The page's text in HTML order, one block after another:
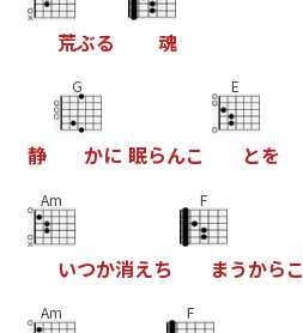
荒ぶる 魂
静
G
かに 眠らんこ
E
とを
Am
いつか消えち
F
まうからこ
Am F